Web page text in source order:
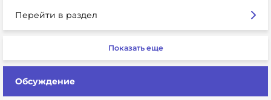
Перейти в раздел
Показать еще
Обсуждение